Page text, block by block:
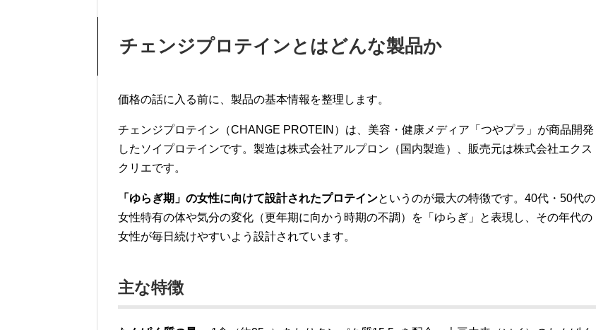
チェンジプロテインとはどんな製品か
価格の話に入る前に、製品の基本情報を整理します。
チェンジプロテイン（CHANGE PROTEIN）は、美容・健康メディア「つやプラ」が商品開発
したソイプロテインです。製造は株式会社アルプロン（国内製造）、販売元は株式会社エクス
クリエです。
「ゆらぎ期」の女性に向けて設計されたプロテインというのが最大の特徴です。40代・50代の
女性特有の体や気分の変化（更年期に向かう時期の不調）を「ゆらぎ」と表現し、その年代の
女性が毎日続けやすいよう設計されています。
主な特徴